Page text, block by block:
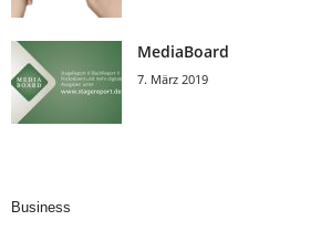
MediaBoard
7. März 2019
Business